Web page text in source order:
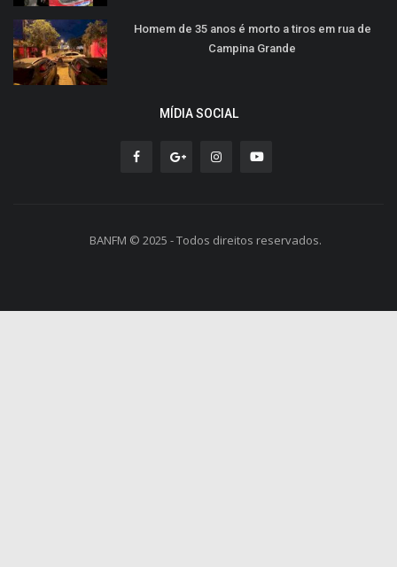
Homem de 35 anos é morto a tiros em rua de
Campina Grande
MÍDIA SOCIAL
BANFM © 2025 - Todos direitos reservados.